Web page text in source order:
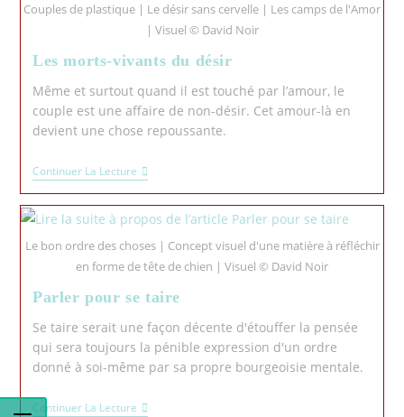
Couples de plastique | Le désir sans cervelle | Les camps de l'Amor
| Visuel © David Noir
Les morts-vivants du désir
Même et surtout quand il est touché par l’amour, le
couple est une affaire de non-désir. Cet amour-là en
devient une chose repoussante.
Continuer La Lecture
Le bon ordre des choses | Concept visuel d'une matière à réfléchir
en forme de tête de chien | Visuel © David Noir
Parler pour se taire
Se taire serait une façon décente d'étouffer la pensée
qui sera toujours la pénible expression d'un ordre
donné à soi-même par sa propre bourgeoisie mentale.
Continuer La Lecture